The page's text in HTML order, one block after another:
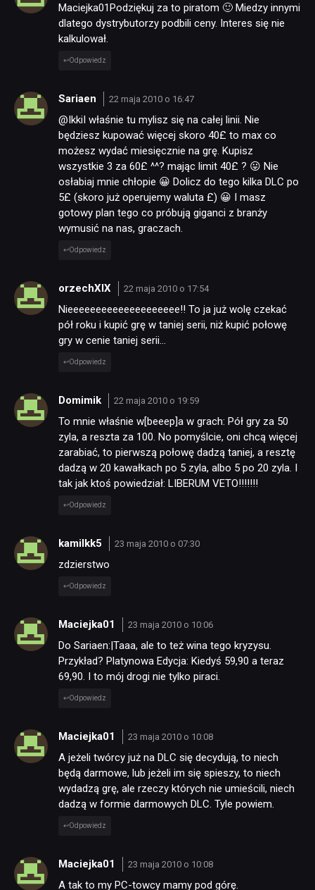
Maciejka01Podziękuj za to piratom 🙂 Miedzy innymi
dlatego dystrybutorzy podbili ceny. Interes się nie
kalkulował.
Odpowiedz
Sariaen 22 maja 2010 o 16:47
@IkkiI właśnie tu mylisz się na całej linii. Nie
będziesz kupować więcej skoro 40£ to max co
możesz wydać miesięcznie na grę. Kupisz
wszystkie 3 za 60£ ^^? mając limit 40£ ? 😛 Nie
osłabiaj mnie chłopie 😀 Dolicz do tego kilka DLC po
5£ (skoro już operujemy waluta £) 😀 I masz
gotowy plan tego co próbują giganci z branży
wymusić na nas, graczach.
Odpowiedz
orzechXIX 22 maja 2010 o 17:54
Nieeeeeeeeeeeeeeeeeeee!! To ja już wolę czekać
pół roku i kupić grę w taniej serii, niż kupić połowę
gry w cenie taniej serii…
Odpowiedz
Domimik 22 maja 2010 o 19:59
To mnie właśnie w[beeep]a w grach: Pół gry za 50
zyla, a reszta za 100. No pomyślcie, oni chcą więcej
zarabiać, to pierwszą połowę dadzą taniej, a resztę
dadzą w 20 kawałkach po 5 zyla, albo 5 po 20 zyla. I
tak jak ktoś powiedział: LIBERUM VETO!!!!!!!
Odpowiedz
kamilkk5 23 maja 2010 o 07:30
zdzierstwo
Odpowiedz
Maciejka01 23 maja 2010 o 10:06
Do Sariaen:|Taaa, ale to też wina tego kryzysu.
Przykład? Platynowa Edycja: Kiedyś 59,90 a teraz
69,90. I to mój drogi nie tylko piraci.
Odpowiedz
Maciejka01 23 maja 2010 o 10:08
A jeżeli twórcy już na DLC się decydują, to niech
będą darmowe, lub jeżeli im się spieszy, to niech
wydadzą grę, ale rzeczy których nie umieścili, niech
dadzą w formie darmowych DLC. Tyle powiem.
Odpowiedz
Maciejka01 23 maja 2010 o 10:08
A tak to my PC-towcy mamy pod górę.